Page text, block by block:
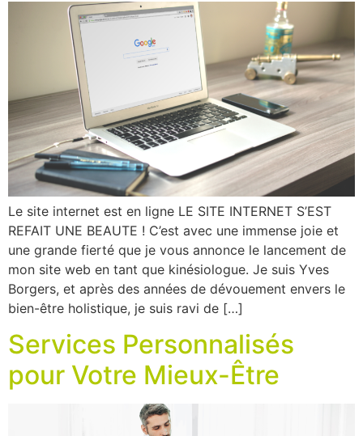
Le site internet est en ligne LE SITE INTERNET S’EST
REFAIT UNE BEAUTE ! C’est avec une immense joie et
une grande fierté que je vous annonce le lancement de
mon site web en tant que kinésiologue. Je suis Yves
Borgers, et après des années de dévouement envers le
bien-être holistique, je suis ravi de […]
Services Personnalisés
pour Votre Mieux-Être